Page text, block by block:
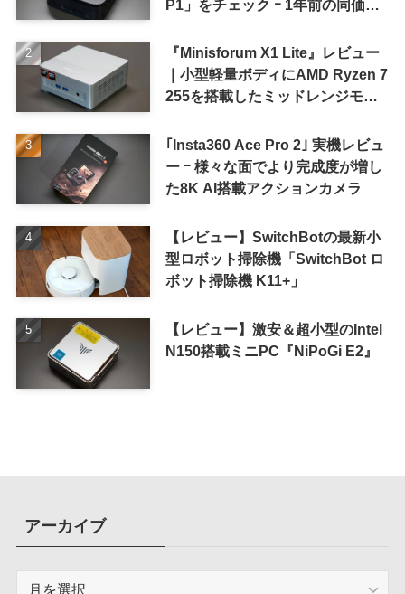
P1」をチェック ｰ 1年前の同価格
『Minisforum X1 Lite』レビュー
｜小型軽量ボディにAMD Ryzen 7
255を搭載したミッドレンジモデ
｢Insta360 Ace Pro 2｣ 実機レビュ
ー ｰ 様々な面でより完成度が増し
た8K AI搭載アクションカメラ
【レビュー】SwitchBotの最新小
型ロボット掃除機「SwitchBot ロ
ボット掃除機 K11+」
【レビュー】激安＆超小型のIntel
N150搭載ミニPC『NiPoGi E2』
アーカイブ